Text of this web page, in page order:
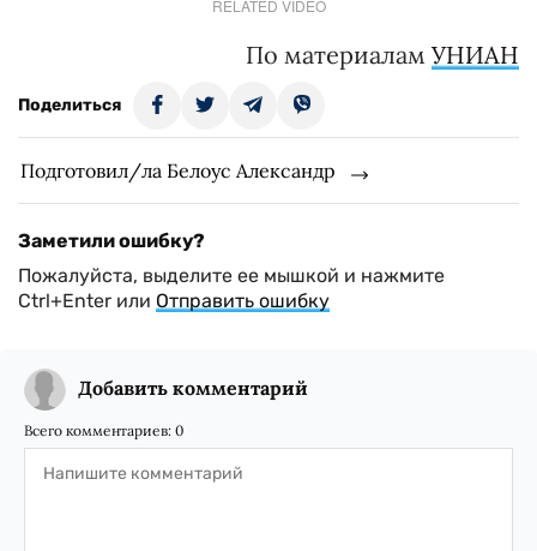
RELATED VIDEO
По материалам УНИАН
Поделиться
Подготовил/ла Белоус Александр
Заметили ошибку?
Пожалуйста, выделите ее мышкой и нажмите
Ctrl+Enter или Отправить ошибку
Добавить комментарий
Всего комментариев: 0